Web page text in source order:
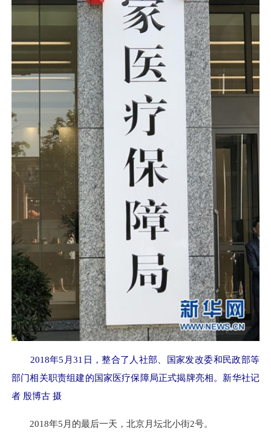
2018年5月31日，整合了人社部、国家发改委和民政部等
部门相关职责组建的国家医疗保障局正式揭牌亮相。新华社记
者 殷博古 摄
2018年5月的最后一天，北京月坛北小街2号。